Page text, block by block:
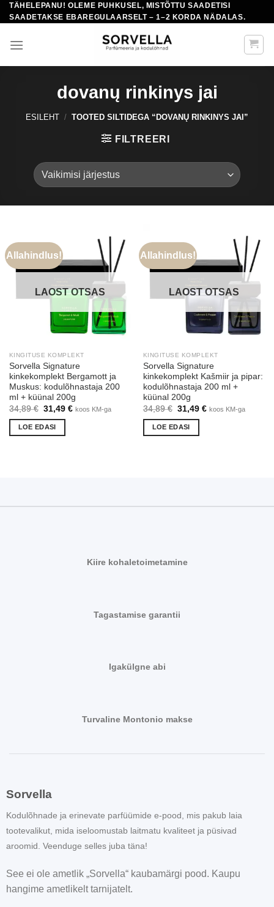
Skip
to
TÄHELEPANU! OLEME PUHKUSEL, MISTÕTTU SAADETISI
SAADETAKSE EBAREGULAARSELT – 1–2 KORDA NÄDALAS.
dovanų rinkinys jai
ESILEHT / TOOTED SILTIDEGA “DOVANŲ RINKINYS JAI”
FILTREERI
Allahindlus!
LAOST OTSAS
KINGITUSE KOMPLEKT
Sorvella Signature
kinkekomplekt Bergamott ja
Muskus: kodulõhnastaja 200
ml + küünal 200g
34,89€ Algne
hind
oli:
34,89 €.
31,49 €Praegune
koos KM-ga
LOE EDASI
Allahindlus!
LAOST OTSAS
KINGITUSE KOMPLEKT
Sorvella Signature
kinkekomplekt Kašmiir ja pipar:
kodulõhnastaja 200 ml +
küünal 200g
34,89€ Algne
hind
oli:
34,89 €.
31,49 €Praegune
koos KM-ga
LOE EDASI
Kiire kohaletoimetamine
Tagastamise garantii
Igakülgne abi
Turvaline Montonio makse
Sorvella
Kodulõhnade ja erinevate parfüümide e-pood, mis pakub laia
tootevalikut, mida iseloomustab laitmatu kvaliteet ja püsivad
aroomid. Veenduge selles juba täna!
See ei ole ametlik „Sorvella“ kaubamärgi pood. Kaupu
hangime ametlikelt tarnijatelt.